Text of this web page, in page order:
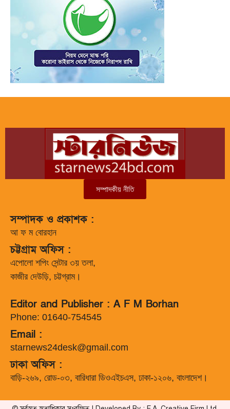
সম্পাদকীয় নীতি
সম্পাদক ও প্রকাশক :
আ ফ ম বোরহান
চট্টগ্রাম অফিস :
এপোলো শপিং সেন্টার ৩য় তলা,
কাজীর দেউড়ি, চট্টগ্রাম।
Editor and Publisher : A F M Borhan
Phone: 01640-754545
Email :
starnews24desk@gmail.com
ঢাকা অফিস :
বাড়ি-২৬৯, রোড-০৩, বারিধারা ডিওএইচএস, ঢাকা-১২০৬, বাংলাদেশ।